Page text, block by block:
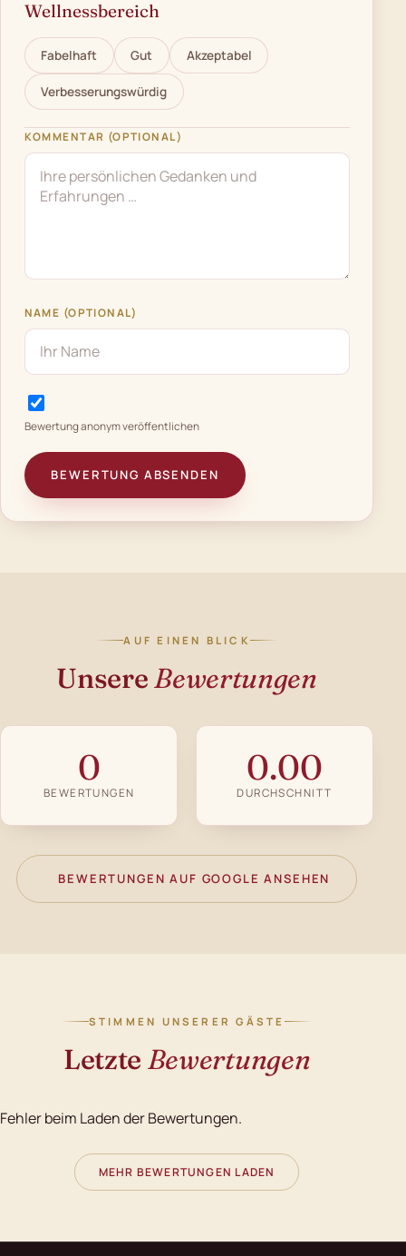
Wellnessbereich
Fabelhaft Gut Akzeptabel
Verbesserungswürdig
KOMMENTAR (OPTIONAL)
NAME (OPTIONAL)
Bewertung anonym veröffentlichen
BEWERTUNG ABSENDEN
AUF EINEN BLICK
UnsereBewertungen
0
BEWERTUNGEN
0.00
DURCHSCHNITT
BEWERTUNGEN AUF GOOGLE ANSEHEN
STIMMEN UNSERER GÄSTE
Letzte Bewertungen
Fehler beim Laden der Bewertungen.
MEHR BEWERTUNGEN LADEN